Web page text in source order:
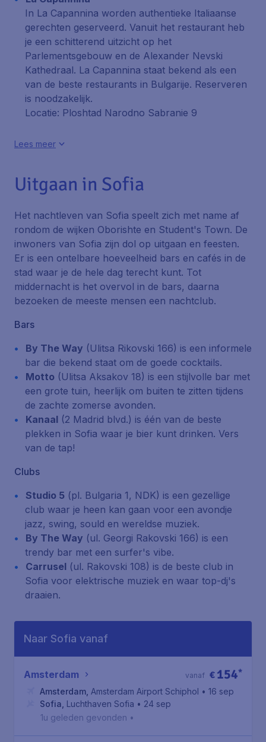
In La Capannina worden authentieke Italiaanse
gerechten geserveerd. Vanuit het restaurant heb
je een schitterend uitzicht op het
Parlementsgebouw en de Alexander Nevski
Kathedraal. La Capannina staat bekend als een
van de beste restaurants in Bulgarije. Reserveren
is noodzakelijk.
Locatie: Ploshtad Narodno Sabranie 9
Lees meer
Uitgaan in Sofia
Het nachtleven van Sofia speelt zich met name af
rondom de wijken Oborishte en Student's Town. De
inwoners van Sofia zijn dol op uitgaan en feesten.
Er is een ontelbare hoeveelheid bars en cafés in de
stad waar je de hele dag terecht kunt. Tot
middernacht is het overvol in de bars, daarna
bezoeken de meeste mensen een nachtclub.
Bars
By The Way (Ulitsa Rikovski 166) is een informele
bar die bekend staat om de goede cocktails.
Motto (Ulitsa Aksakov 18) is een stijlvolle bar met
een grote tuin, heerlijk om buiten te zitten tijdens
de zachte zomerse avonden.
Kanaal (2 Madrid blvd.) is één van de beste
plekken in Sofia waar je bier kunt drinken. Vers
van de tap!
Clubs
Studio 5 (pl. Bulgaria 1, NDK) is een gezellige
club waar je heen kan gaan voor een avondje
jazz, swing, sould en wereldse muziek.
By The Way (ul. Georgi Rakovski 166) is een
trendy bar met een surfer's vibe.
Carrusel (ul. Rakovski 108) is de beste club in
Sofia voor elektrische muziek en waar top-dj's
draaien.
Naar Sofia vanaf
Amsterdam € 154*
vanaf
Amsterdam Amsterdam Airport Schiphol • 16 sep
Sofia Luchthaven Sofia • 24 sep
1u geleden gevonden •